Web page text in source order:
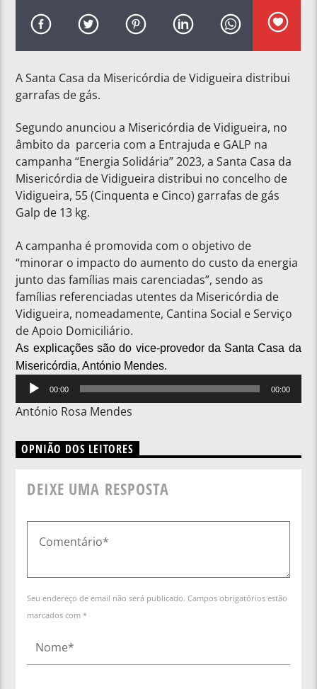
A Santa Casa da Misericórdia de Vidigueira distribui
garrafas de gás.
Segundo anunciou a Misericórdia de Vidigueira, no
âmbito da parceria com a Entrajuda e GALP na
campanha “Energia Solidária” 2023, a Santa Casa da
Misericórdia de Vidigueira distribui no concelho de
Vidigueira, 55 (Cinquenta e Cinco) garrafas de gás
Galp de 13 kg.
A campanha é promovida com o objetivo de
“minorar o impacto do aumento do custo da energia
junto das famílias mais carenciadas”, sendo as
famílias referenciadas utentes da Misericórdia de
Vidigueira, nomeadamente, Cantina Social e Serviço
de Apoio Domiciliário.
As explicações são do vice-provedor da Santa Casa da
Misericórdia, António Mendes.
Reprodutor
de
áudio
00:00 00:00
António Rosa Mendes
OPNIÃO DOS LEITORES
DEIXE UMA RESPOSTA
Seu endereço de email não será publicado. Campos obrigatórios estão
marcados com *